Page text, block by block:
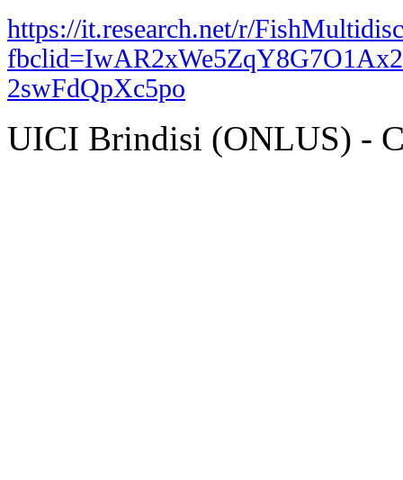
https://it.research.net/r/
2swFdQpXc5po
UICI Brindisi (ONLUS) -